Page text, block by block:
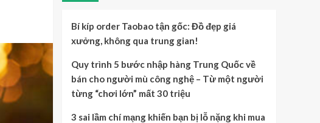
Bí kíp order Taobao tận gốc: Đồ đẹp giá
xưởng, không qua trung gian!
Quy trình 5 bước nhập hàng Trung Quốc về
bán cho người mù công nghệ – Từ một người
từng “chơi lớn” mất 30 triệu
3 sai lầm chí mạng khiến bạn bị lỗ nặng khi mua